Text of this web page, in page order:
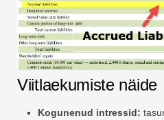
Viitlaekumiste näide
Kogunenud intressid: